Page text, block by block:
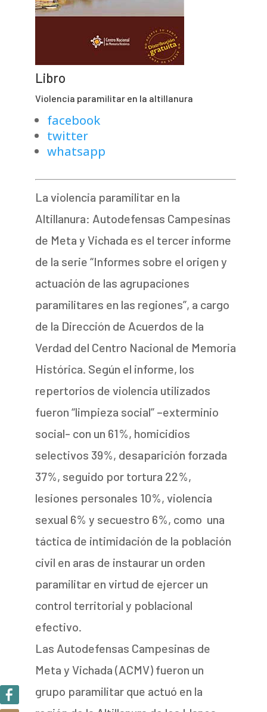
Libro
Violencia paramilitar en la altillanura
facebook
twitter
whatsapp
La violencia paramilitar en la
Altillanura: Autodefensas Campesinas
de Meta y Vichada es el tercer informe
de la serie “Informes sobre el origen y
actuación de las agrupaciones
paramilitares en las regiones”, a cargo
de la Dirección de Acuerdos de la
Verdad del Centro Nacional de Memoria
Histórica. Según el informe, los
repertorios de violencia utilizados
fueron “limpieza social” –exterminio
social- con un 61%, homicidios
selectivos 39%, desaparición forzada
37%, seguido por tortura 22%,
lesiones personales 10%, violencia
sexual 6% y secuestro 6%, como una
táctica de intimidación de la población
civil en aras de instaurar un orden
paramilitar en virtud de ejercer un
control territorial y poblacional
efectivo.
Las Autodefensas Campesinas de
Meta y Vichada (ACMV) fueron un
grupo paramilitar que actuó en la